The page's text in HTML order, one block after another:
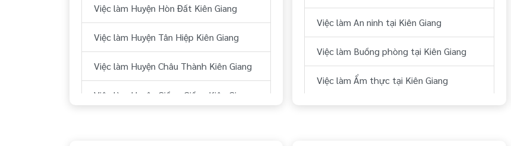
Việc làm Huyện Hòn Đất Kiên Giang
Việc làm Huyện Tân Hiệp Kiên Giang
Việc làm Huyện Châu Thành Kiên Giang
Việc làm Huyện Giồng Giềng Kiên Giang
Việc làm An ninh tại Kiên Giang
Việc làm Buồng phòng tại Kiên Giang
Việc làm Ẩm thực tại Kiên Giang